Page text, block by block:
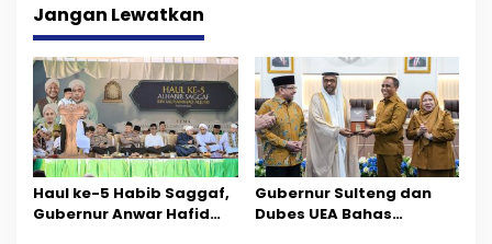
a
s
i
p
o
s
Jangan Lewatkan
Haul ke-5 Habib Saggaf,
Gubernur Anwar Hafid
Gubernur Sulteng dan
Dubes UEA Bahas